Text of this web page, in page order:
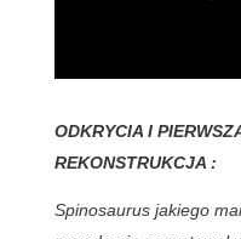
ODKRYCIA I
REKONSTRUKCJA :
Spinosaurus jakiego